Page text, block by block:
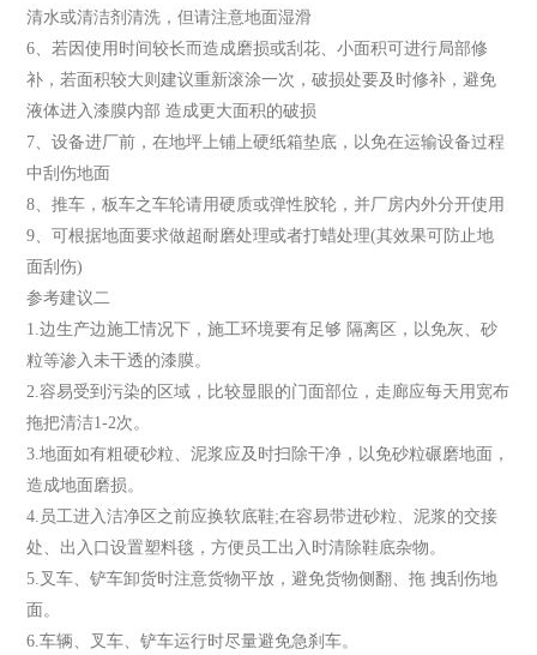
清水或清洁剂清洗，但请注意地面湿滑
6、若因使用时间较长而造成磨损或刮花、小面积可进行局部修
补，若面积较大则建议重新滚涂一次，破损处要及时修补，避免
液体进入漆膜内部 造成更大面积的破损
7、设备进厂前，在地坪上铺上硬纸箱垫底，以免在运输设备过程
中刮伤地面
8、推车，板车之车轮请用硬质或弹性胶轮，并厂房内外分开使用
9、可根据地面要求做超耐磨处理或者打蜡处理(其效果可防止地
面刮伤)
参考建议二
1.边生产边施工情况下，施工环境要有足够 隔离区，以免灰、砂
粒等渗入未干透的漆膜。
2.容易受到污染的区域，比较显眼的门面部位，走廊应每天用宽布
拖把清洁1-2次。
3.地面如有粗硬砂粒、泥浆应及时扫除干净，以免砂粒碾磨地面，
造成地面磨损。
4.员工进入洁净区之前应换软底鞋;在容易带进砂粒、泥浆的交接
处、出入口设置塑料毯，方便员工出入时清除鞋底杂物。
5.叉车、铲车卸货时注意货物平放，避免货物侧翻、拖 拽刮伤地
面。
6.车辆、叉车、铲车运行时尽量避免急刹车。